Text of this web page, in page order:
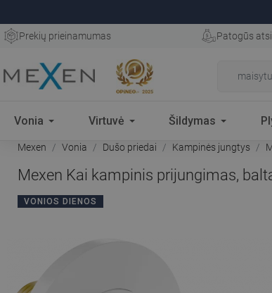
Prekių prieinamumas Patogūs
Vonia Virtuvė Šildymas
Mexen Vonia Dušo priedai Kampinės jungtys
Mexen Kai kampinis prijungimas,
VONIOS DIENOS